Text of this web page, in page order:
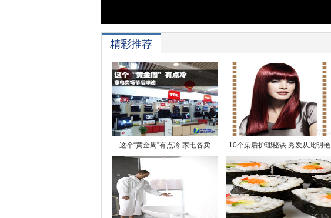
精彩推荐
这个“黄金周”有点冷 家电各卖 10个染后护理秘诀 秀发从此明艳